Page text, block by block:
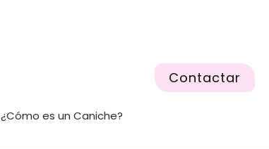
¿Cómo es un Caniche?
Contactar